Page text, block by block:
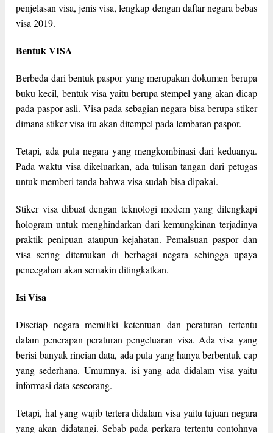
penjelasan visa, jenis visa, lengkap dengan daftar negara bebas
visa 2019.
Bentuk VISA
Berbeda dari bentuk paspor yang merupakan dokumen berupa
buku kecil, bentuk visa yaitu berupa stempel yang akan dicap
pada paspor asli. Visa pada sebagian negara bisa berupa stiker
dimana stiker visa itu akan ditempel pada lembaran paspor.
Tetapi, ada pula negara yang mengkombinasi dari keduanya.
Pada waktu visa dikeluarkan, ada tulisan tangan dari petugas
untuk memberi tanda bahwa visa sudah bisa dipakai.
Stiker visa dibuat dengan teknologi modern yang dilengkapi
hologram untuk menghindarkan dari kemungkinan terjadinya
praktik penipuan ataupun kejahatan. Pemalsuan paspor dan
visa sering ditemukan di berbagai negara sehingga upaya
pencegahan akan semakin ditingkatkan.
Isi Visa
Disetiap negara memiliki ketentuan dan peraturan tertentu
dalam penerapan peraturan pengeluaran visa. Ada visa yang
berisi banyak rincian data, ada pula yang hanya berbentuk cap
yang sederhana. Umumnya, isi yang ada didalam visa yaitu
informasi data seseorang.
Tetapi, hal yang wajib tertera didalam visa yaitu tujuan negara
yang akan didatangi. Sebab pada perkara tertentu contohnya